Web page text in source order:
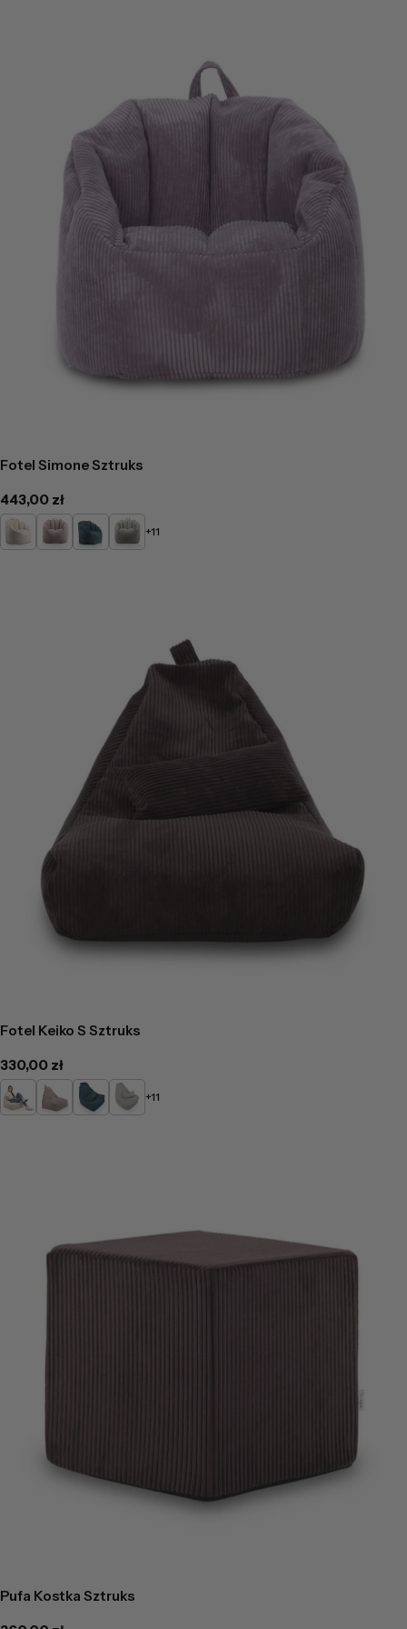
Fotel Simone Sztruks
Cena
regularna
443,00 zł
KremowyPudrowy
róż
TurkusowyPopielaty
+11
Fotel Keiko S Sztruks
Cena
regularna
330,00 zł
KremowyPudrowy
róż
TurkusowyPopielaty
+11
Pufa Kostka Sztruks